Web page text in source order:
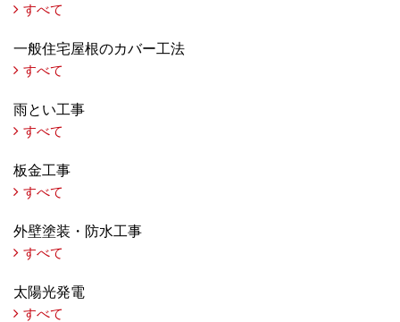
すべて
一般住宅屋根のカバー工法
すべて
雨とい工事
すべて
板金工事
すべて
外壁塗装・防水工事
すべて
太陽光発電
すべて